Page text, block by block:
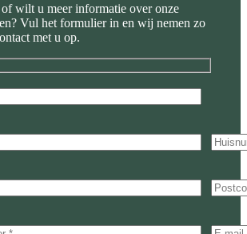
wilt u meer informatie over onze
Vul het formulier in en wij nemen zo
met u op.